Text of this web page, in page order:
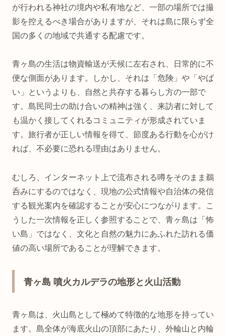
が行われる神社の境内や私有地など、一部の場所では撮
影を控えるべき場合がありますが、それは島に限らず全
国の多くの地域で共通する配慮です。
青ヶ島の生活は物資輸送が天候に左右され、日常的に不
便な側面があります。しかし、それは「危険」や「やば
い」というよりも、自然と共存する暮らし方の一部で
す。島民同士の助け合いの精神は強く、来訪者に対して
も温かく接してくれるコミュニティが形成されていま
す。旅行者が正しい情報を得て、節度ある行動を心がけ
れば、不必要に恐れる理由はありません。
むしろ、インターネット上で流布される噂をそのまま鵜
呑みにするのではなく、現地の公式情報や自治体の発信
する観光案内を確認することが安心につながります。こ
うした一次情報を正しく参照することで、青ヶ島は「怖
い島」ではなく、文化と自然の魅力にあふれた訪れる価
値の高い場所であることが理解できます。
青ヶ島 噴火カルデラの地形と火山活動
青ヶ島は、火山島として極めて特徴的な地形を持ってい
ます。島全体が海底火山の頂部にあたり、外輪山と内輪